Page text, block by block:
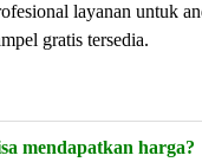
layanan untuk
gratis tersedia.
mendapatkan harga?